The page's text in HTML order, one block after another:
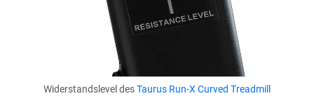
Widerstandslevel desTaurus Run-X Curved Treadmill